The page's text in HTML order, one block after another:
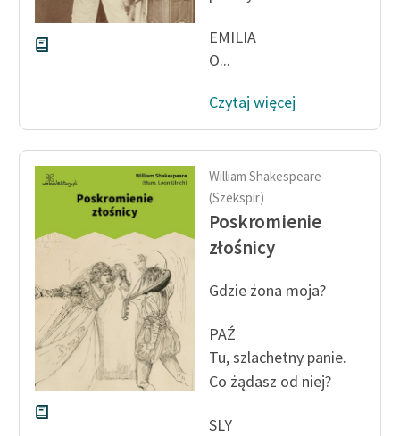
EMILIA
O...
Czytaj więcej
William Shakespeare
(Szekspir)
Poskromienie
złośnicy
Gdzie żona moja?
PAŹ
Tu, szlachetny panie.
Co żądasz od niej?
SLY